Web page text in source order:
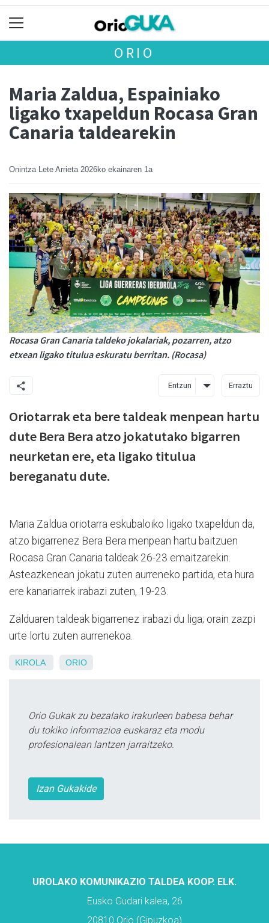
ORIO
Maria Zaldua, Espainiako
ligako txapeldun Rocasa Gran
Canaria taldearekin
Onintza Lete Arrieta 2026ko ekainaren 1a
Rocasa Gran Canaria taldeko jokalariak, pozarren, atzo
etxean ligako titulua eskuratu berritan. (Rocasa)
Entzun Erraztu
Oriotarrak eta bere taldeak menpean hartu
dute Bera Bera atzo jokatutako bigarren
neurketan ere, eta ligako titulua
bereganatu dute.
Maria Zaldua oriotarra eskubaloiko ligako txapeldun da,
atzo bigarrenez Bera Bera menpean hartu baitzuen
Rocasa Gran Canaria taldeak 26-23 emaitzarekin.
Asteazkenean jokatu zuten aurreneko partida, eta hura
ere kanariarrek irabazi zuten, 19-23.
Zalduaren taldeak bigarrenez irabazi du liga; orain zazpi
urte lortu zuten aurrenekoa.
KIROLA ORIO
Orio Gukak zu bezalako irakurleen babesa behar
du tokiko informazioa euskaraz eta modu
profesionalean lantzen jarraitzeko.
Izan Gukakide
UROLAKO KOMUNIKAZIO TALDEA KOOP. ELK.
Eusko Gudari kalea, 26
20810 Orio (Gipuzkoa)